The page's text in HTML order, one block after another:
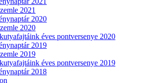
2021
2020
2020
éves pontversenye 2020
2019
2019
éves pontversenye 2019
2018